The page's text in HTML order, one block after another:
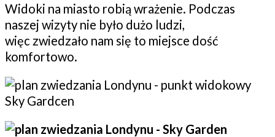
Widoki na miasto robią wrażenie. Podczas
naszej wizyty nie było dużo ludzi,
więc zwiedzało nam się to miejsce dość
komfortowo.